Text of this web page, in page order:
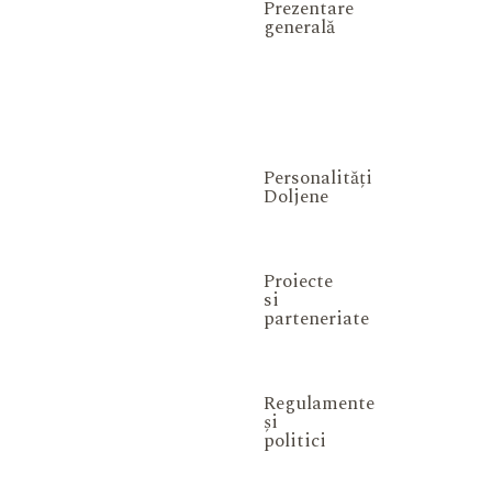
Prezentare
generală
Personalități
Doljene
Proiecte
si
parteneriate
Regulamente
și
politici